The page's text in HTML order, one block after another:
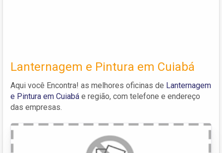
Lanternagem e Pintura em Cuiabá
Aqui você Encontra! as melhores oficinas de Lanternagem
e Pintura em Cuiabá e região, com telefone e endereço
das empresas.